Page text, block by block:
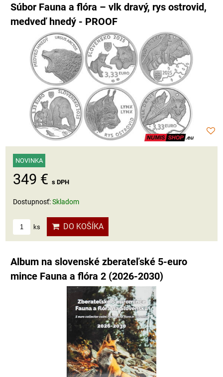
Súbor Fauna a flóra – vlk dravý, rys ostrovid,
medveď hnedý - PROOF
NOVINKA
349 € s DPH
Dostupnosť:Skladom
ks DO KOŠÍKA
Album na slovenské zberateľské 5-euro
mince Fauna a flóra 2 (2026-2030)